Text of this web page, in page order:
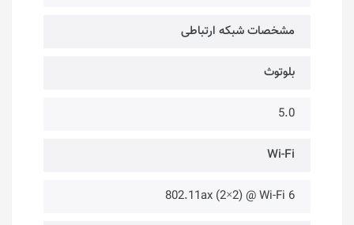
مشخصات شبکه ارتباطی
بلوتوث
5.0
Wi-Fi
802.11ax (2×2) @ Wi-Fi 6